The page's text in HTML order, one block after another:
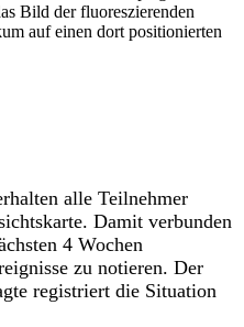
Bild der fluoreszierenden
auf einen dort positionierten
alle Teilnehmer
Damit verbunden
4 Wochen
zu notieren. Der
registriert die Situation